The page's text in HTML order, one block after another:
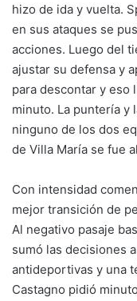
hizo de ida y vuelta.
en sus ataques se
acciones. Luego del
ajustar su defensa y
para descontar y eso
minuto. La puntería y
ninguno de los dos
de Villa María se fue
Con intensidad
mejor transición de
Al negativo pasaje
sumó las decisiones
antideportivas y una
Castagno pidió